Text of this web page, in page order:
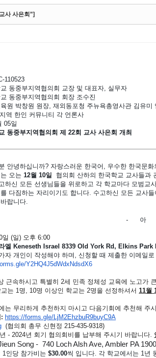
사 사은회”]
110523
중부지역협의회 교장 및 대표자, 실무자
중부지역협의회 회장 조수진
박창원 원장, 재외동포청 주뉴욕총영사관 김유미
인 커뮤니티 각 언론사
일
동중부지역협의회 제 22회 교사 사은회 개최
안녕하십니까? 자랑스러운 한국어, 우수한 한국문
오는 12월 10일
협의회 산하의 한국학교 교사들과
하신 모든 선생님들을 위로하고 각 학교마다 모범
다짐하는 자리이기도 합니다. 수고하신 모든 교사
랍니다.
- 아
일 (일) 오후 6:00
엘 Keneseth Israel 8339 Old York Rd, Elkins Park
자 개인이 작성해야 하며, 신청할 때 제출한 이메일
Y2HQ4J5dWdxNdsdX6
근속하시고 특별히 2세 민족 정체성 교육에 노고가
는 1명, 10명 이상인 학교는 2명을 선정하셔서 11월
는 무리하게 추천하지 마시고 다음기회에 추천해 주
https://forms.gle/LjM2EhzbuR9buyC9A
(협의회 총무 신현정 215-435-9318)
- 2024년 회기 협의회비를 납부해 주시기 바랍니다.
Song - 740 Loch Alsh Ave, Ambler PA
1인당 참가비는 $30.00씩 입니다. 각 학교에서는 1년